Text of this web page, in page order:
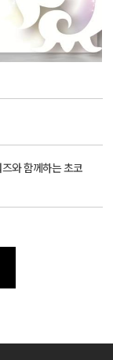
와 함께하는 초코